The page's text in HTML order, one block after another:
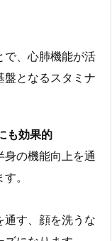
、心肺機能が活
盤となるスタミナ
も効果的
身の機能向上を通
。
す、顔を洗うな